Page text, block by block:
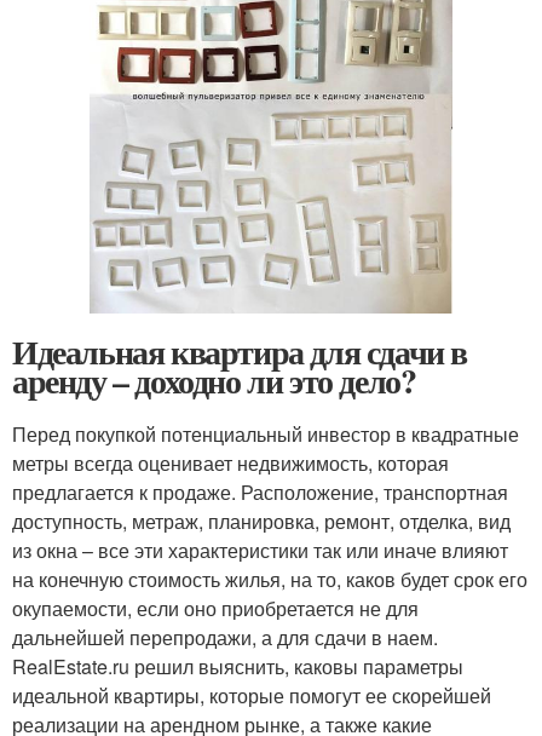
Идеальная квартира для сдачи в
аренду – доходно ли это дело?
Перед покупкой потенциальный инвестор в квадратные
метры всегда оценивает недвижимость, которая
предлагается к продаже. Расположение, транспортная
доступность, метраж, планировка, ремонт, отделка, вид
из окна – все эти характеристики так или иначе влияют
на конечную стоимость жилья, на то, каков будет срок его
окупаемости, если оно приобретается не для
дальнейшей перепродажи, а для сдачи в наем.
RealEstate.ru решил выяснить, каковы параметры
идеальной квартиры, которые помогут ее скорейшей
реализации на арендном рынке, а также какие